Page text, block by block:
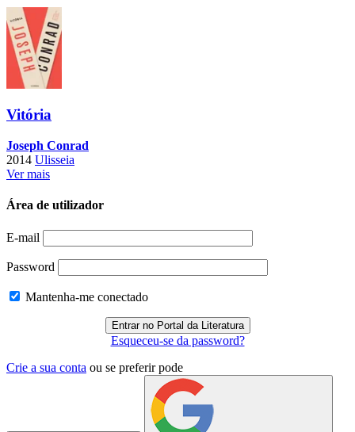
Vitória
Joseph Conrad
2014 Ulisseia
Ver mais
Área de utilizador
E-mail
Password
Mantenha-me conectado
Esqueceu-se da password?
Crie a sua conta ou se preferir pode